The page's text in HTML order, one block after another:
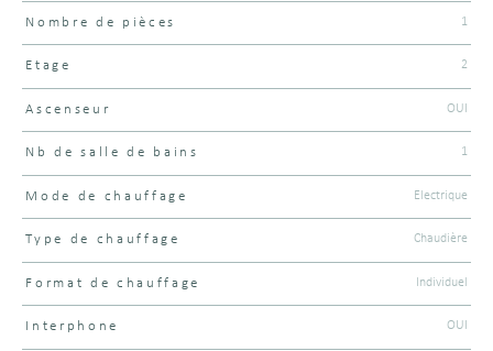
Nombre de pièces 1
Etage 2
Ascenseur OUI
Nb de salle de bains 1
Mode de chauffage Electrique
Type de chauffage Chaudière
Format de chauffage Individuel
Interphone OUI